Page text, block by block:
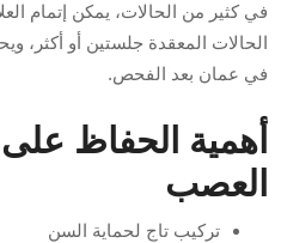
في كثير من الحالات، يمكن إتمام
الحالات المعقدة جلستين أو
في عمان بعد الفحص.
أهمية الحفاظ
العصب
تركيب تاج لحماية السن